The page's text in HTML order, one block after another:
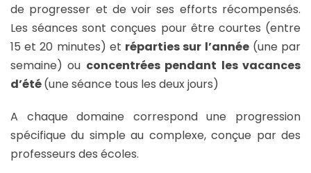
de progresser et de voir ses efforts récompensés.
Les séances sont conçues pour être courtes (entre
15 et 20 minutes) et réparties sur l’année(une par
semaine) ou concentrées pendant les vacances
d’été(une séance tous les deux jours)
A chaque domaine correspond une progression
spécifique du simple au complexe, conçue par des
professeurs des écoles.